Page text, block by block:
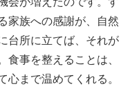
家族への感謝が、自然
台所に立てば、それが
食事を整えることは、
心まで温めてくれる。